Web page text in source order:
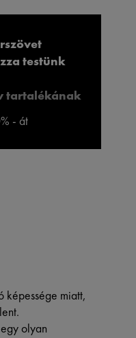
testünk
tartalékának
- át
képessége miatt,
olyan